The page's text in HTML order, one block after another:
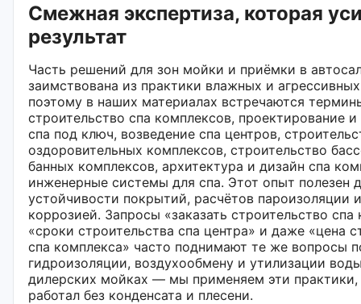
Смежная экспертиза, которая
результат
Часть решений для зон мойки и приёмки в
заимствована из практики влажных и
поэтому в наших материалах встречаются
строительство спа комплексов, проектирование и
спа под ключ, возведение спа центров,
оздоровительных комплексов, строительство
банных комплексов, архитектура и дизайн спа
инженерные системы для спа. Этот опыт полезен
устойчивости покрытий, расчётов пароизоляции
коррозией. Запросы «заказать строительство спа
«сроки строительства спа центра» и даже «цена
спа комплекса» часто поднимают те же вопросы
гидроизоляции, воздухообмену и утилизации
дилерских мойках — мы применяем эти практики,
работал без конденсата и плесени.